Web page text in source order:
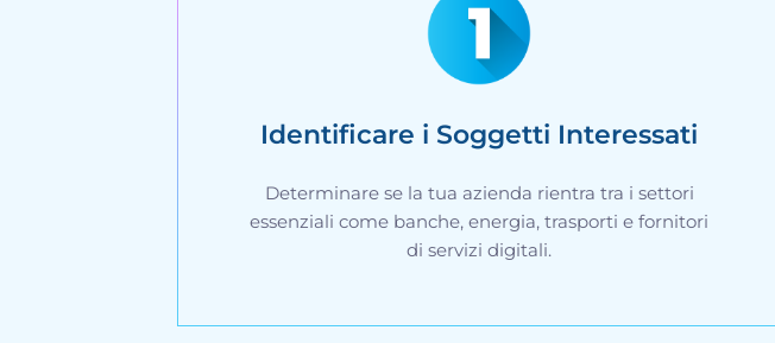
Identificare i Soggetti Interessati
Determinare se la tua azienda rientra tra i settori
essenziali come banche, energia, trasporti e fornitori
di servizi digitali.